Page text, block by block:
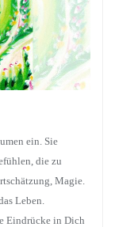
ein. Sie
die zu
Magie.
Leben.
Eindrücke in Dich